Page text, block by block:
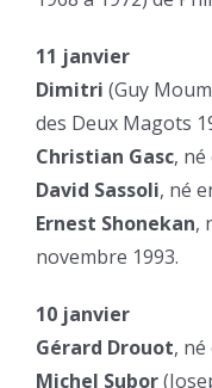
11 janvier
Dimitri (Guy
des Deux Magots
Christian Gasc,
David Sassoli, né
Ernest Shonekan,
novembre 1993.
10 janvier
Gérard Drouot,
Michel Subor